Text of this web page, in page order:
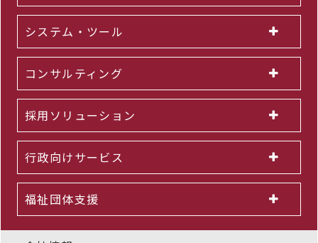
システム・ツール
コンサルティング
採用ソリューション
行政向けサービス
福祉団体支援